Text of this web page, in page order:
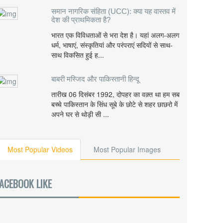
समान नागरिक संहिता (UCC): क्या यह वास्तव में
देश की प्राथमिकता है?
भारत एक विविधताओं से भरा देश है। यहां अलग-अलग
धर्म, भाषाएं, संस्कृतियां और परंपराएं सदियों से साथ-
साथ विकसित हुई ह...
बाबरी मस्जिद और पाकिस्तानी हिन्दू
तारीख 06 दिसंबर 1992, दोपहर का वक़्त था हम सब
बच्चे पाकिस्तान के सिंध सूबे के छोटे से शहर छाछरो में
अपने घर से थोड़ी सी ...
Most Popular Videos Most Popular Images
LIKE